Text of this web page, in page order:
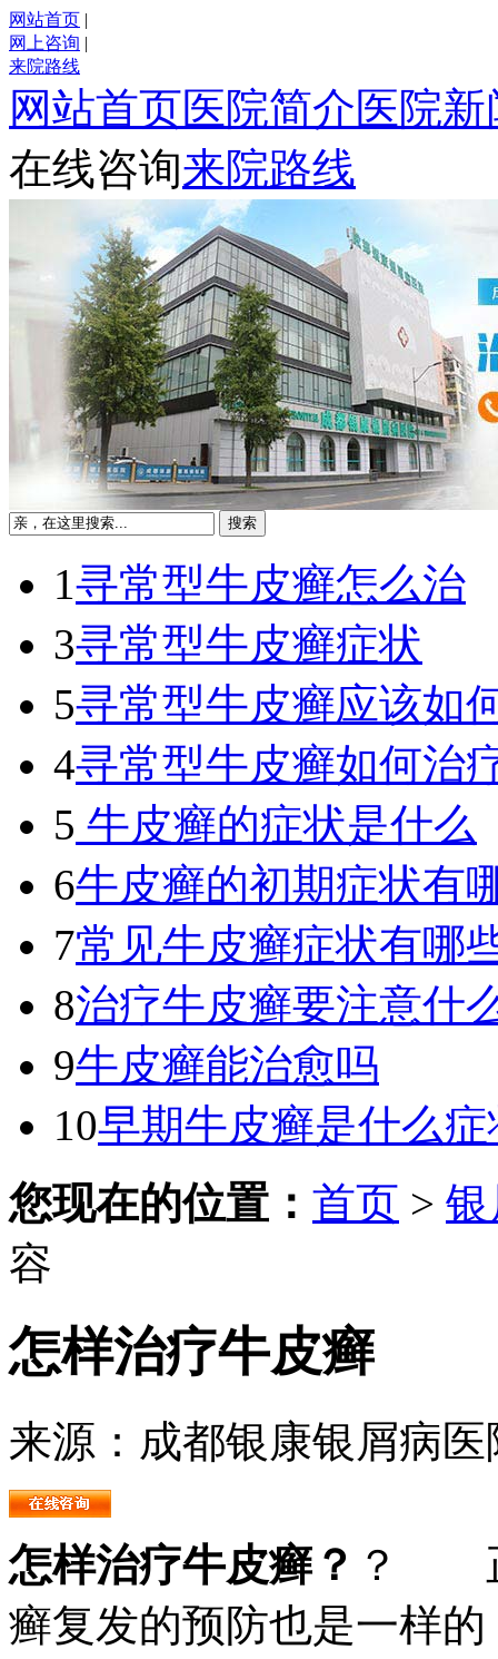
网站首页 |
网上咨询 |
来院路线
网站首页医院简介医院新
在线咨询来院路线
1寻常型牛皮癣怎么治
3寻常型牛皮癣症状
5寻常型牛皮癣应该如
4寻常型牛皮癣如何治
5 牛皮癣的症状是什么
6牛皮癣的初期症状有
7常见牛皮癣症状有哪
8治疗牛皮癣要注意什
9牛皮癣能治愈吗
10早期牛皮癣是什么症
您现在的位置： 首页 >
容
怎样治疗牛皮癣
来源：成都银康银屑病医
怎样治疗牛皮癣？ ？ 正
癣复发的预防也是一样